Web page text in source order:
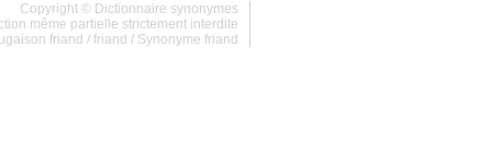
Copyright © Dictionnaire synonymes
même partielle strictement interdite
friand / friand / Synonyme friand